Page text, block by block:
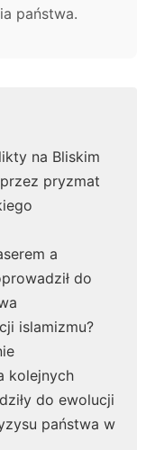
państwa.
na Bliskim
pryzmat
a
do
islamizmu?
kolejnych
do ewolucji
państwa w